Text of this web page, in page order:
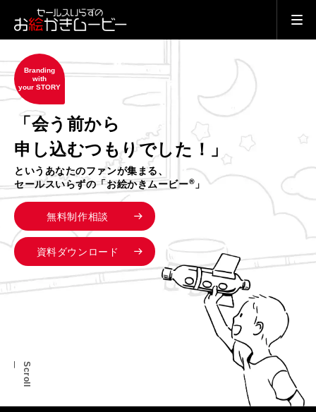
Branding
with
your STORY
「会う前から
申し込むつもりでした！」
というあなたのファンが集まる、
セールスいらずの「お絵かきムービー® 」
無料制作相談
資料ダウンロード
Scroll